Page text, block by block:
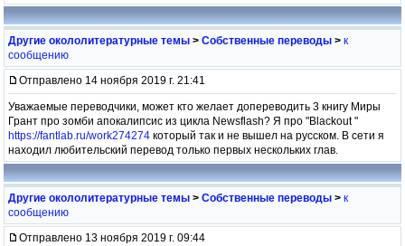
Другие окололитературные темы > Собственные переводы > к
сообщению
Отправлено 14 ноября 2019 г. 21:41
Уважаемые переводчики, может кто желает допереводить 3 книгу Миры
Грант про зомби апокалипсис из цикла Newsflash? Я про "Blackout "
https://fantlab.ru/work274274 который так и не вышел на русском. В сети я
находил любительский перевод только первых нескольких глав.
Другие окололитературные темы > Собственные переводы > к
сообщению
Отправлено 13 ноября 2019 г. 09:44